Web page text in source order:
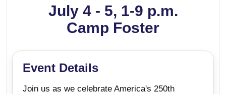
July 4 - 5, 1-9 p.m.
Camp Foster
Event Details
Join us as we celebrate America's 250th